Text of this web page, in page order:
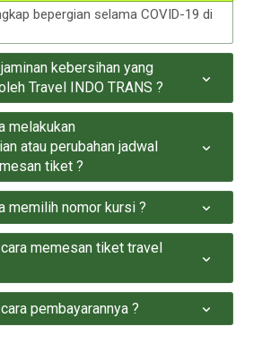
bepergian selama COVID-19 di
kebersihan yang
Travel INDO TRANS ?
melakukan
atau perubahan jadwal
tiket ?
memilih nomor kursi ?
memesan tiket travel
pembayarannya ?